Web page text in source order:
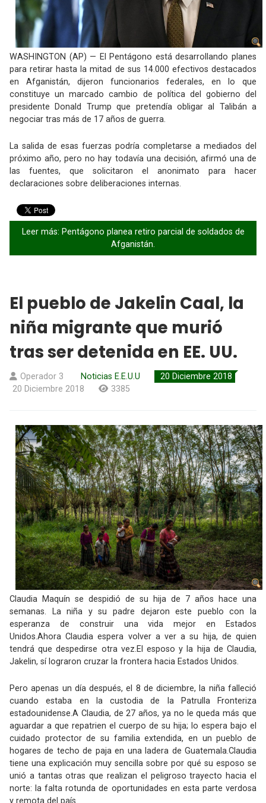
WASHINGTON (AP) — El Pentágono está desarrollando planes
para retirar hasta la mitad de sus 14.000 efectivos destacados
en Afganistán, dijeron funcionarios federales, en lo que
constituye un marcado cambio de política del gobierno del
presidente Donald Trump que pretendía obligar al Talibán a
negociar tras más de 17 años de guerra.
La salida de esas fuerzas podría completarse a mediados del
próximo año, pero no hay todavía una decisión, afirmó una de
las fuentes, que solicitaron el anonimato para hacer
declaraciones sobre deliberaciones internas.
Leer más: Pentágono planea retiro parcial de soldados de
Afganistán.
El pueblo de Jakelin Caal, la
niña migrante que murió
tras ser detenida en EE. UU.
Operador 3 Noticias E.E.U.U
20 Diciembre 2018
20 Diciembre 2018
3385
Claudia Maquín se despidió de su hija de 7 años hace una
semanas. La niña y su padre dejaron este pueblo con la
esperanza de construir una vida mejor en Estados
Unidos.Ahora Claudia espera volver a ver a su hija, de quien
tendrá que despedirse otra vez.El esposo y la hija de Claudia,
Jakelin, sí lograron cruzar la frontera hacia Estados Unidos.
Pero apenas un día después, el 8 de diciembre, la niña falleció
cuando estaba en la custodia de la Patrulla Fronteriza
estadounidense.A Claudia, de 27 años, ya no le queda más que
aguardar a que repatrien el cuerpo de su hija; lo espera bajo el
cuidado protector de su familia extendida, en un pueblo de
hogares de techo de paja en una ladera de Guatemala.Claudia
tiene una explicación muy sencilla sobre por qué su esposo se
unió a tantas otras que realizan el peligroso trayecto hacia el
norte: la falta rotunda de oportunidades en esta parte verdosa